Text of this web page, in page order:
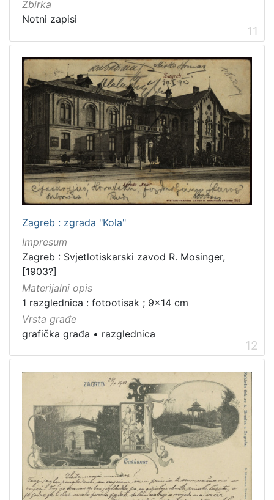
Zbirka
Notni zapisi
11
Zagreb : zgrada "Kola"
Impresum
Zagreb : Svjetlotiskarski zavod R. Mosinger,
[1903?]
Materijalni opis
1 razglednica : fotootisak ; 9x14 cm
Vrsta građe
grafička građa • razglednica
12